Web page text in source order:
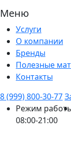
Меню
Услуги
О компании
Бренды
Полезные
Контакты
8 (999) 800-30-77
Режим
08:00-21:00